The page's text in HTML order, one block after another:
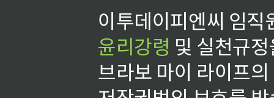
이투데이피엔씨 임
윤리강령 및 실천규
브라보 마이 라이프